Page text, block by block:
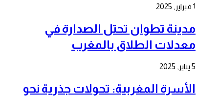
1 فبراير, 2025
مدينة تطوان تحتل الصدارة في
معدلات الطلاق بالمغرب
5 يناير, 2025
الأسرة المغربية: تحولات جذرية نحو